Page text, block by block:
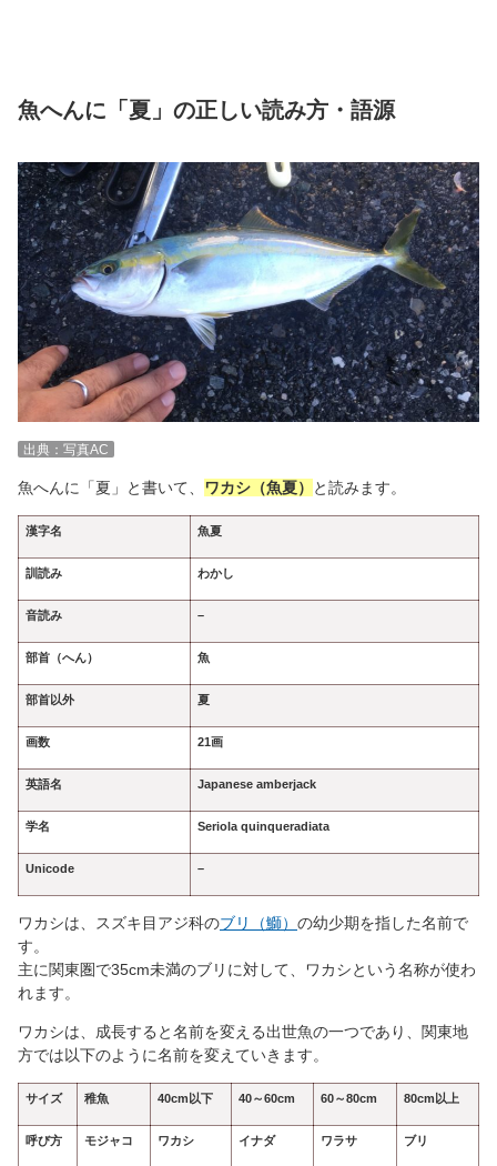
魚へんに「夏」の正しい読み方・語源
出典：写真AC
魚へんに「夏」と書いて、 ワカシ（魚夏） と読みます。
漢字名 魚夏
訓読み わかし
音読み –
部首（へん） 魚
部首以外 夏
画数 21画
英語名 Japanese amberjack
学名 Seriola quinqueradiata
Unicode –
ワカシは、スズキ目アジ科のブリ（鰤） の幼少期を指した名前で
す。
主に関東圏で35cm未満のブリに対して、ワカシという名称が使わ
れます。
ワカシは、成長すると名前を変える出世魚の一つであり、関東地
方では以下のように名前を変えていきます。
サイズ 稚魚 40cm以下 40～60cm 60～80cm 80cm以上
呼び方 モジャコ ワカシ イナダ ワラサ ブリ